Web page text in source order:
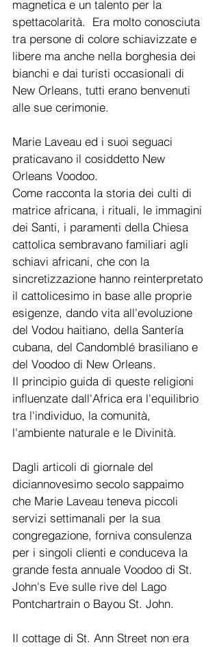
magnetica e un talento per la
spettacolarità.  Era molto conosciuta
tra persone di colore schiavizzate e
libere ma anche nella borghesia dei
bianchi e dai turisti occasionali di
New Orleans, tutti erano benvenuti
alle sue cerimonie.
Marie Laveau ed i suoi seguaci
praticavano il cosiddetto New
Orleans Voodoo.
Come racconta la storia dei culti di
matrice africana, i rituali, le immagini
dei Santi, i paramenti della Chiesa
cattolica sembravano familiari agli
schiavi africani, che con la
sincretizzazione hanno reinterpretato
il cattolicesimo in base alle proprie
esigenze, dando vita all'evoluzione
del Vodou haitiano, della Santería
cubana, del Candomblé brasiliano e
del Voodoo di New Orleans.
Il principio guida di queste religioni
influenzate dall'Africa era l'equilibrio
tra l'individuo, la comunità,
l'ambiente naturale e le Divinità.
Dagli articoli di giornale del
diciannovesimo secolo sappaimo
che Marie Laveau teneva piccoli
servizi settimanali per la sua
congregazione, forniva consulenza
per i singoli clienti e conduceva la
grande festa annuale Voodoo di St.
John's Eve sulle rive del Lago
Pontchartrain o Bayou St. John.
Il cottage di St. Ann Street non era